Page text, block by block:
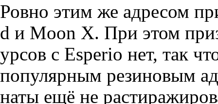
Ровно этим же адресом
d и Moon X. При этом
урсов с Esperio нет, так
популярным резиновым
наты ещё не